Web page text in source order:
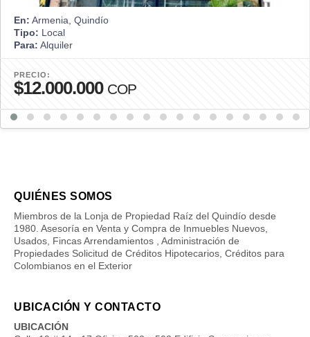
En: Armenia, Quindío
Tipo: Local
Para: Alquiler
PRECIO:
$12.000.000 COP
QUIÉNES SOMOS
Miembros de la Lonja de Propiedad Raíz del Quindío desde
1980. Asesoría en Venta y Compra de Inmuebles Nuevos,
Usados, Fincas Arrendamientos , Administración de
Propiedades Solicitud de Créditos Hipotecarios, Créditos para
Colombianos en el Exterior
UBICACIÓN Y CONTACTO